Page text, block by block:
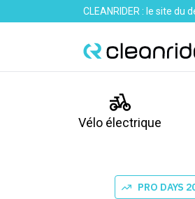
CLEANRIDER : le site du
Vélo électrique
PRO DAYS